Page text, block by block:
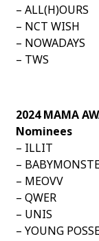
– ALL(H)OURS
– NCT WISH
– NOWADAYS
– TWS
2024 MAMA
Nominees
– ILLIT
–
– MEOVV
– QWER
– UNIS
– YOUNG